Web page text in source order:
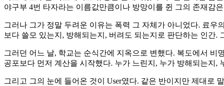
야구부 4번 타자라는 이름값만큼이나 방망이를 쥔 그의 존재감
그러나 그가 정말 두려운 이유는 폭력 그 자체가 아니었다. 료우
보다 쓸모 있는지, 방해되는지, 버려도 되는지로 판단하는 인간.
그러던 어느 날, 학교는 순식간에 지옥으로 변했다. 복도에서
공포보다 먼저 계산을 시작했다. 누가 느린지, 누가 방해되는지,
그리고 그의 눈에 들어온 것이 User였다. 같은 반이지만 제대로